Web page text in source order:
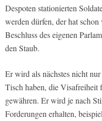
Despoten stationierten
werden dürfen, der hat schon
Beschluss des eigenen
den Staub.
Er wird als nächstes nicht
Tisch haben, die Visafreiheit
gewähren. Er wird je nach
Forderungen erhalten,